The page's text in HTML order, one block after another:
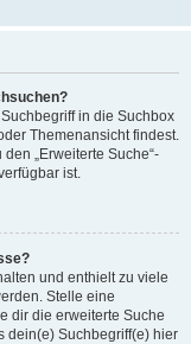
in die Suchbox
Themenansicht findest.
„Erweiterte Suche“-
ist.
und enthielt zu viele
Stelle eine
dir die erweiterte Suche
dein(e) Suchbegriff(e) hier